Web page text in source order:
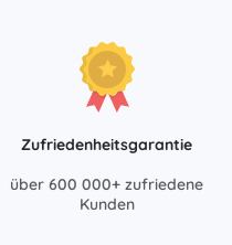
Zufriedenheitsgarantie
über 600 000+ zufriedene
Kunden